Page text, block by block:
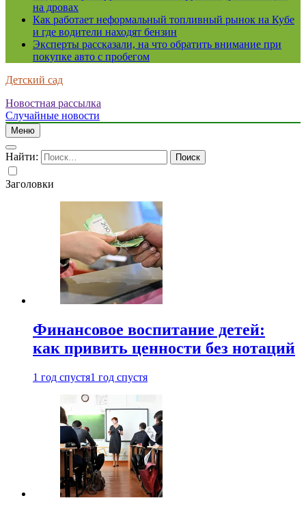
на дровах
Как работает неформальный топливный рынок на Кубе
и где водители находят бензин
Эксперты рассказали, на что обратить внимание при
покупке авто с пробегом
Детский сад
Новостная рассылка
Случайные новости
Меню
Найти:
Заголовки
Финансовое воспитание детей:
как привить ценности без нотаций
1 год спустя1 год спустя